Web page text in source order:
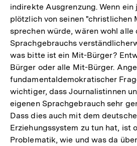
indirekte Ausgrenzung. Wenn
plötzlich von seinen "christlichen
sprechen würde, wären wohl alle
Sprachgebrauchs
was bitte ist ein Mit-Bürger?
Bürger oder alle Mit-Bürger.
fundamentaldemokratischer
wichtiger, dass Journalistinnen
eigenen Sprachgebrauch sehr
Dass dies auch mit dem
Erziehungssystem zu tun hat, ist
Problematik, wie und was da